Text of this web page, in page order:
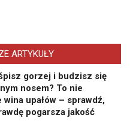
ARTYKUŁY
gorzej i budzisz się
nosem? To nie
wina upałów – sprawdź,
pogarsza jakość